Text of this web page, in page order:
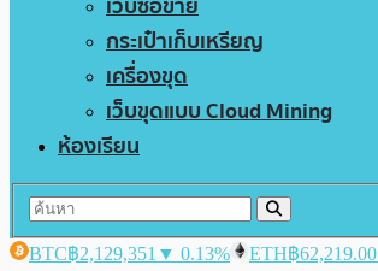
กระเป๋าเก็บเหรียญ
เครื่องขุด
เว็บขุดแบบ Cloud Mining
ห้องเรียน
BTC฿2,129,351 ▼ 0.13% ETH฿62,219.00